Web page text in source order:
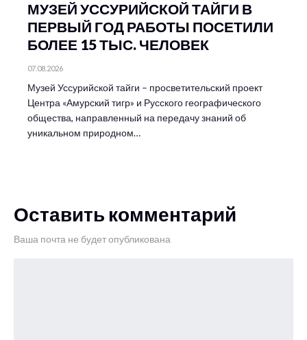
МУЗЕЙ УССУРИЙСКОЙ ТАЙГИ В
ПЕРВЫЙ ГОД РАБОТЫ ПОСЕТИЛИ
БОЛЕЕ 15 ТЫС. ЧЕЛОВЕК
07.08.2026
Музей Уссурийской тайги – просветительский проект
Центра «Амурский тигр» и Русского географического
общества, направленный на передачу знаний об
уникальном природном…
Оставить комментарий
Ваша почта не будет опубликована